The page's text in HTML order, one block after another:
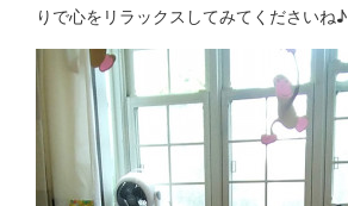
りで心をリラックスしてみてくださいね♪